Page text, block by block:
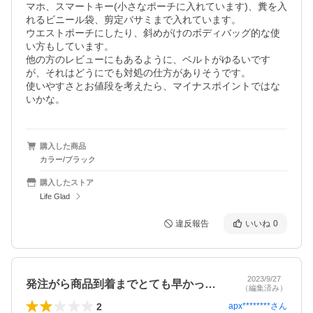
マホ、スマートキー(小さなポーチに入れています)、糞を入
れるビニール袋、剪定バサミまで入れています。
ウエストポーチにしたり、斜めがけのボディバッグ的な使
い方もしています。
他の方のレビューにもあるように、ベルトがゆるいです
が、それはどうにでも対処の仕方がありそうです。
使いやすさとお値段を考えたら、マイナスポイントではな
購入した商品
カラー/ブラック
購入したストア
Life Glad
違反報告 いいね 0
発注がら商品到着までとても早かったです…
2023/9/27
（編集済み）
2 apx********さん